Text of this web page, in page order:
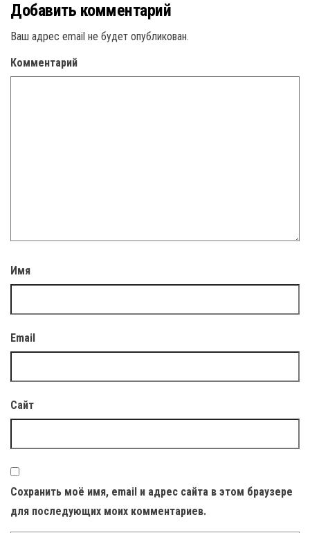
Добавить комментарий
Ваш адрес email не будет опубликован.
Комментарий
Имя
Email
Сайт
Сохранить моё имя, email и адрес сайта в этом браузере
для последующих моих комментариев.